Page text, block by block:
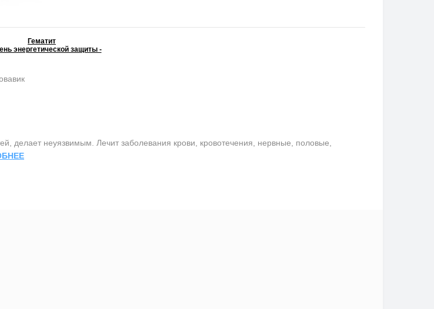
Гематит
энергетической защиты -
делает неуязвимым. Лечит заболевания крови, кровотечения, нервные, половые,